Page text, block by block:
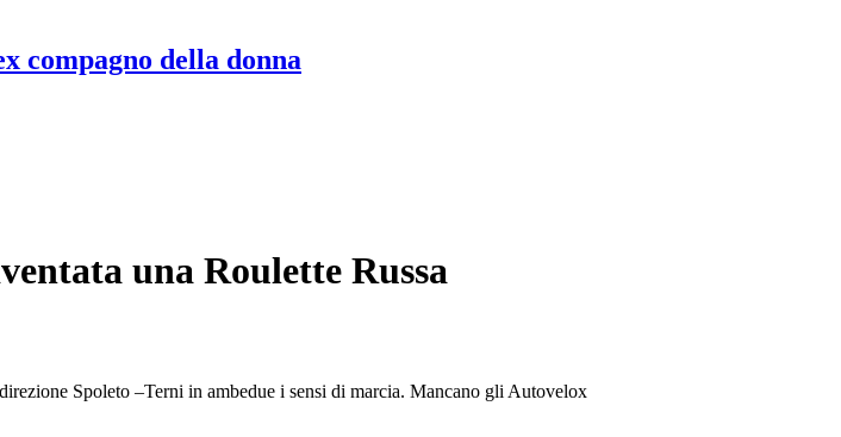
compagno della donna
una Roulette Russa
Spoleto –Terni in ambedue i sensi di marcia. Mancano gli Autovelox